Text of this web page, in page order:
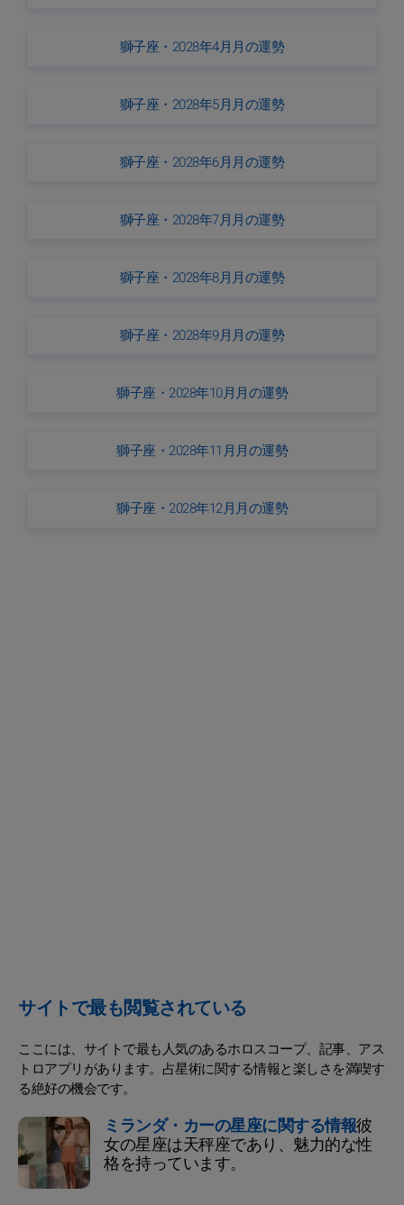
獅子座・2028年4月月の運勢
獅子座・2028年5月月の運勢
獅子座・2028年6月月の運勢
獅子座・2028年7月月の運勢
獅子座・2028年8月月の運勢
獅子座・2028年9月月の運勢
獅子座・2028年10月月の運勢
獅子座・2028年11月月の運勢
獅子座・2028年12月月の運勢
サイトで最も閲覧されている
ここには、サイトで最も人気のあるホロスコープ、記事、アス
トロアプリがあります。占星術に関する情報と楽しさを満喫す
る絶好の機会です。
ミランダ・カーの星座に関する情報彼
女の星座は天秤座であり、魅力的な性
格を持っています。